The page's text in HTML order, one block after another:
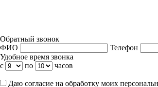
Обратный звонок
ФИО
Телефон
Удобное время звонка
с
по часов
Даю согласие на обработку моих